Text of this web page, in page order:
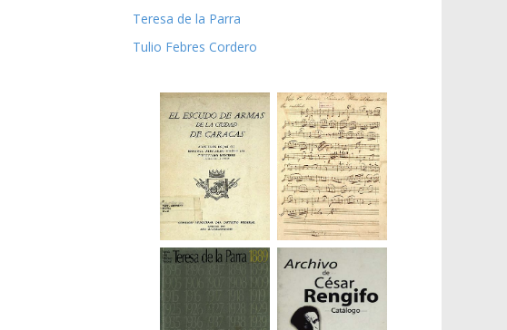
Teresa de la Parra
Tulio Febres Cordero